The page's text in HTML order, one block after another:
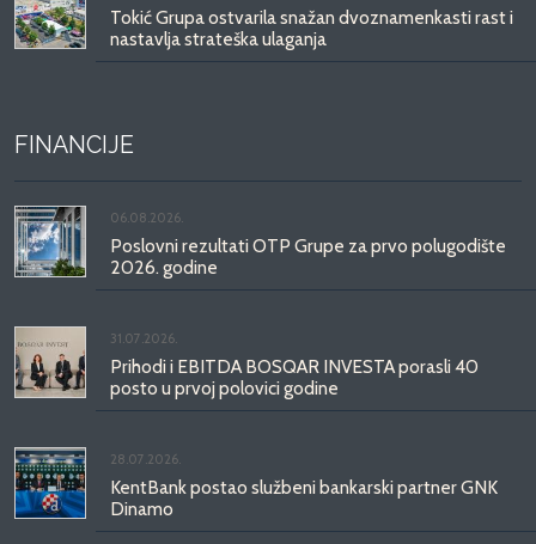
Tokić Grupa ostvarila snažan dvoznamenkasti rast i
nastavlja strateška ulaganja
FINANCIJE
06.08.2026.
Poslovni rezultati OTP Grupe za prvo polugodište
2026. godine
31.07.2026.
Prihodi i EBITDA BOSQAR INVESTA porasli 40
posto u prvoj polovici godine
28.07.2026.
KentBank postao službeni bankarski partner GNK
Dinamo